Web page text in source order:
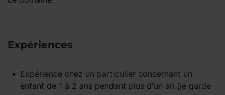
Expériences
Expérience chez un particulier concernant un
enfant de 1 à 2 ans pendant plus d'un an (je garde